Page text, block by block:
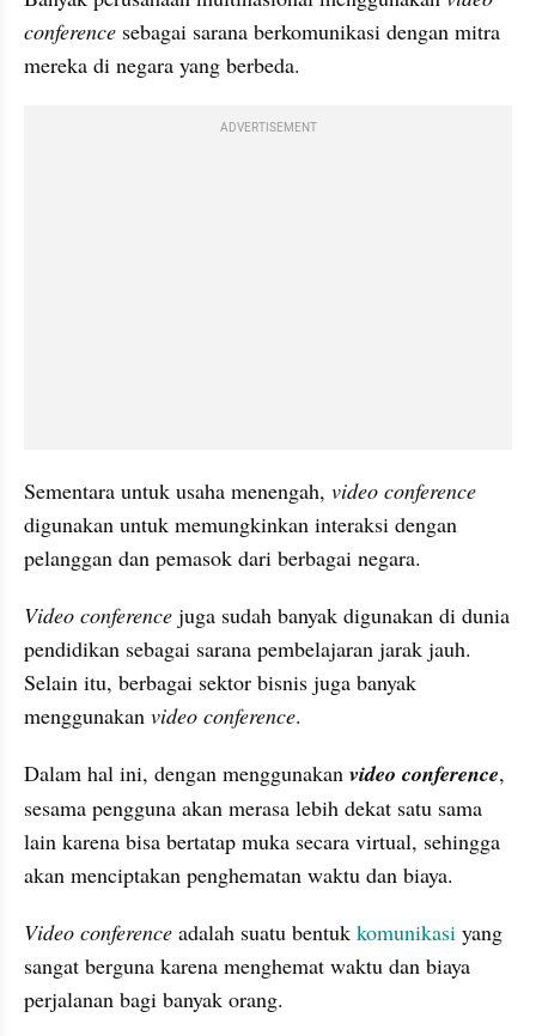
conference sebagai sarana berkomunikasi dengan mitra
mereka di negara yang berbeda.
ADVERTISEMENT
Sementara untuk usaha menengah,
digunakan untuk memungkinkan interaksi dengan
pelanggan dan pemasok dari berbagai negara.
Video conference juga sudah banyak digunakan di dunia
pendidikan sebagai sarana pembelajaran jarak jauh.
Selain itu, berbagai sektor bisnis juga banyak
menggunakan video conference.
Dalam hal ini, dengan menggunakan video conference,
sesama pengguna akan merasa lebih dekat satu sama
lain karena bisa bertatap muka secara virtual, sehingga
akan menciptakan penghematan waktu dan biaya.
Video conference adalah suatu bentuk komunikasi yang
sangat berguna karena menghemat waktu dan biaya
perjalanan bagi banyak orang.